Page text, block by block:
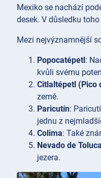
Mexiko se nachází
desek. V důsledku
Mezi nejvýznamnější
Popocatépetl :
kvůli svému
Citlaltépetl (Pico
země.
Paricutín:
jednu z
Colima: Také
Nevado de Toluca
jezera.